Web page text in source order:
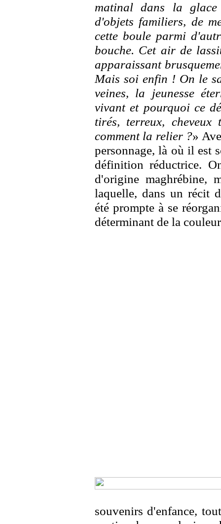
matinal dans la
d'objets familiers, de
cette boule parmi
bouche. Cet air de
apparaissant
Mais soi enfin ! On le
veines, la jeunesse
vivant et pourquoi ce
tirés, terreux, cheveux
comment la relier ?»
personnage, là où il est
définition réductrice.
d'origine maghrébine,
laquelle, dans un récit
été prompte à se
déterminant de la
souvenirs d'enfance,